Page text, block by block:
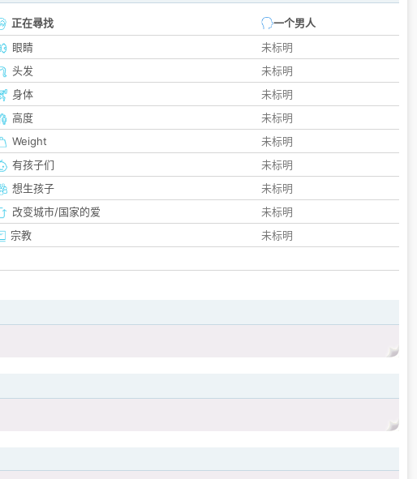
正在尋找
一个男人
眼睛
未标明
头发
未标明
身体
未标明
高度
未标明
Weight
未标明
有孩子们
未标明
想生孩子
未标明
改变城市/国家的爱
未标明
宗教
未标明